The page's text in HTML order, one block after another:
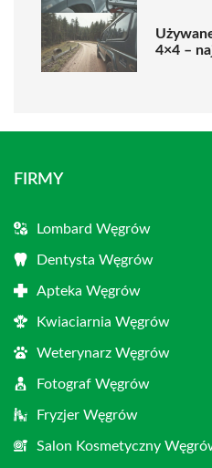
4×4 –
FIRMY
Lombard Węgrów
Dentysta Węgrów
Apteka Węgrów
Kwiaciarnia Węgrów
Weterynarz Węgrów
Fotograf Węgrów
Fryzjer Węgrów
Salon Kosmetyczny